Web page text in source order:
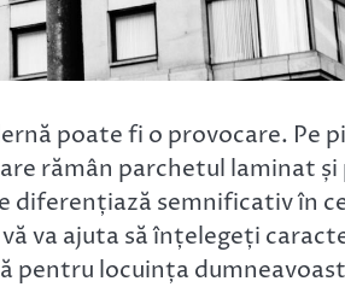
poate fi o provocare. Pe
rămân parchetul laminat
diferențiază semnificativ în
va ajuta să înțelegeți
pentru locuința